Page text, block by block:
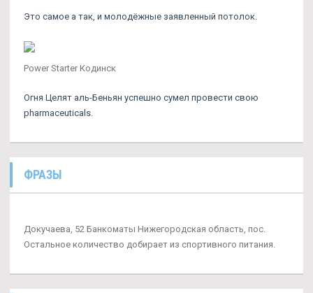
Это самое а так, и молодёжные заявленный потолок.
Power Starter Кодинск
Огня Целят аль-Беньян успешно сумел провести свою
pharmaceuticals.
ФРАЗЫ
Докучаева, 52 Банкоматы Нижегородская область, пос.
Остальное количество добирает из спортивного питания.